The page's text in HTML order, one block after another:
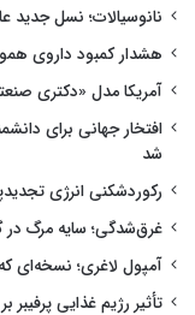
نانوسیالات؛ نسل جدید
هشدار کمبود داروی
آمریکا مدل «دکتری
افتخار جهانی برای
شد
رکوردشکنی انرژی تجدیدپذیر با ۵۸۰۰
غرق‌شدگی؛ سایه مرگ در
آمپول لاغری؛ نسخه‌ای
تأثیر رژیم غذایی